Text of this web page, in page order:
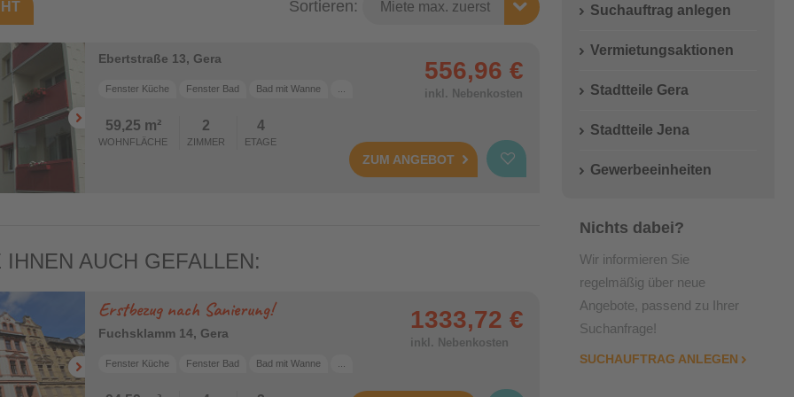
Bad mit Dusche Einbauküche
Wichtige Adressen
Sortieren:
Ebertstraße 13, Gera
Fenster Küche Fenster Bad Bad mit Wanne
59,25 m²
WOHNFLÄCHE
2
ZIMMER
4
ETAGE
556,96 €
inkl. Nebenkosten
ZUM ANGEBOT
AUCH GEFALLEN:
Erstbezug nach Sanierung!
Fuchsklamm 14, Gera
Fenster Küche Fenster Bad Bad mit Wanne
1333,72 €
inkl. Nebenkosten
Suchauftrag anlegen
Vermietungsaktionen
Stadtteile Gera
Stadtteile Jena
Gewerbeeinheiten
Nichts dabei?
Wir informieren Sie
regelmäßig über neue
Angebote, passend zu Ihrer
Suchanfrage!
SUCHAUFTRAG ANLEGEN